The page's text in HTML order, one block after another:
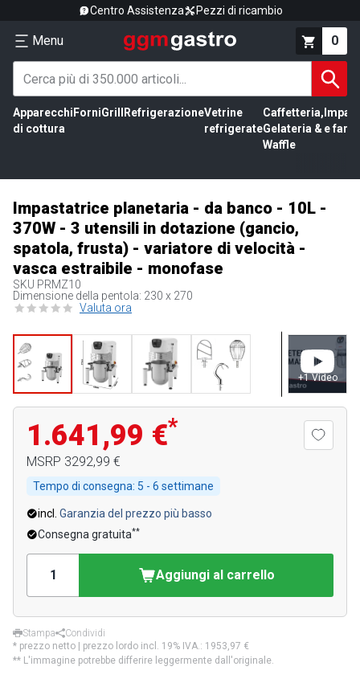
Centro Assistenza Pezzi di ricambio
Menu 0
Apparecchi
di cottura
ForniGrill RefrigerazioneVetrine
refrigerate
Caffetteria,
Gelateria &
Waffle
e
Impastatrice planetaria - da banco - 10L -
370W - 3 utensili in dotazione (gancio,
spatola, frusta) - variatore di velocità -
vasca estraibile - monofase
SKU PRMZ10
Dimensione della pentola: 230 x 270
Valuta ora
+1 Video
1.641,99 €*
MSRP 3292,99 €
Tempo di consegna: 5 - 6 settimane
incl. Garanzia del prezzo più basso
Consegna gratuita**
Aggiungi al carrello
Stampa
Condividi
* prezzo netto | prezzo lordo incl. 19% IVA.: 1953,97 €
** L'immagine potrebbe differire leggermente dall'originale.